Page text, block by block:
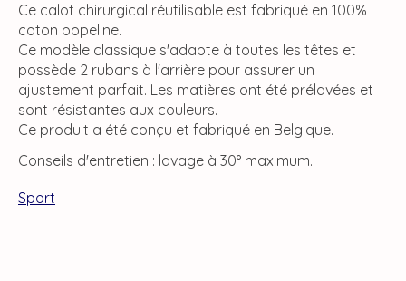
Ce calot chirurgical réutilisable est fabriqué en 100%
coton popeline.
Ce modèle classique s'adapte à toutes les têtes et
possède 2 rubans à l'arrière pour assurer un
ajustement parfait. Les matières ont été prélavées et
sont résistantes aux couleurs.
Ce produit a été conçu et fabriqué en Belgique.
Conseils d'entretien : lavage à 30° maximum.
Sport